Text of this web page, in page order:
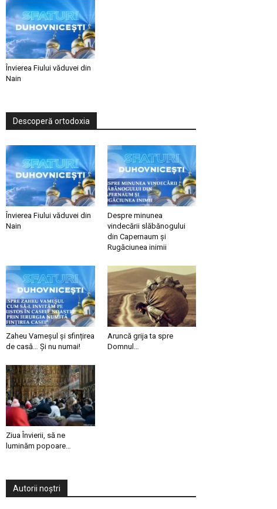
Învierea Fiului văduvei din
Nain
Descoperă ortodoxia
Învierea Fiului văduvei din
Nain
Despre minunea
vindecării slăbănogului
din Capernaum și
Rugăciunea inimii
Zaheu Vameșul și sfințirea
de casă… Și nu numai!
Aruncă grija ta spre
Domnul…
Ziua Învierii, să ne
luminăm popoare…
Autorii noștri